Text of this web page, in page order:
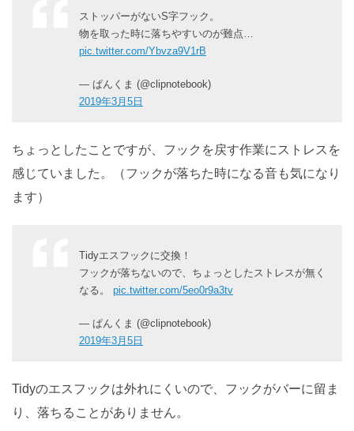
ストッパーがないS字フック。
物を取った時に落ちやすいのが難点…
pic.twitter.com/Ybvza9V1rB
— ぱんくま (@clipnotebook)
2019年3月5日
ちょっとしたことですが、フックを戻す作業にストレスを
感じていました。（フックが落ちた時になる音も気になり
ます）
Tidyエスフックに交換！
フックが落ちないので、ちょっとしたストレスが無く
なる。 pic.twitter.com/5eo0r9a3tv
— ぱんくま (@clipnotebook)
2019年3月5日
Tidyのエスフックは外れにくいので、フックがバーに留ま
り、落ちることがありません。